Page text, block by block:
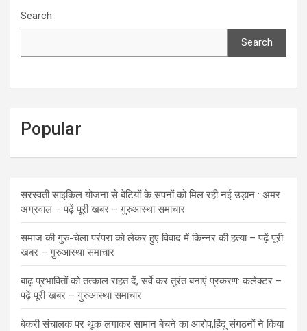
Search
Search
Popular
सरस्वती साइकिल योजना से बेटियों के सपनों को मिल रही नई उड़ान : अमर
अग्रवाल – पढ़ें पूरी खबर – गुरुआस्था समाचार
समाज की गुरु-चेला परंपरा को लेकर हुए विवाद में किन्नर की हत्या – पढ़ें पूरी
खबर – गुरुआस्था समाचार
बाढ़ प्रभावितों को तत्काल राहत दें, सर्वे कर तुरंत बनाएं प्रकरण: कलेक्टर –
पढ़ें पूरी खबर – गुरुआस्था समाचार
बेकरी संचालक पर थूक लगाकर सामान बेचने का आरोप,हिंदू संगठनों ने किया